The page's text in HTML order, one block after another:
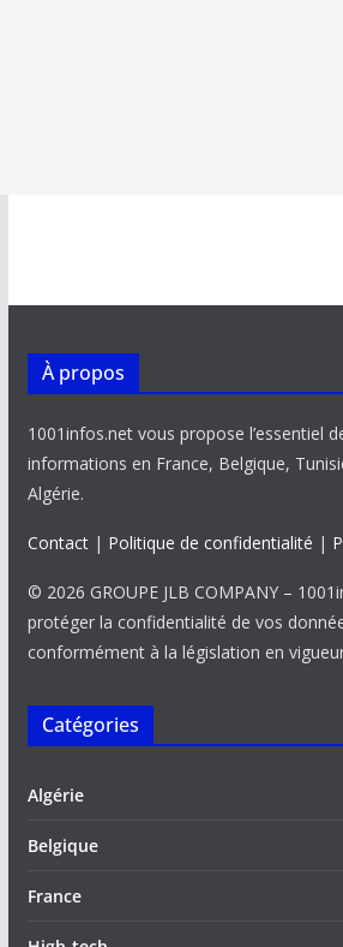
À propos
1001infos.net vous propose l’essentiel
informations en France, Belgique,
Algérie.
Contact| Politique de confidentialité |
© 2026 GROUPE JLB COMPANY –
protéger la confidentialité de vos
conformément à la législation en
Catégories
Algérie
Belgique
France